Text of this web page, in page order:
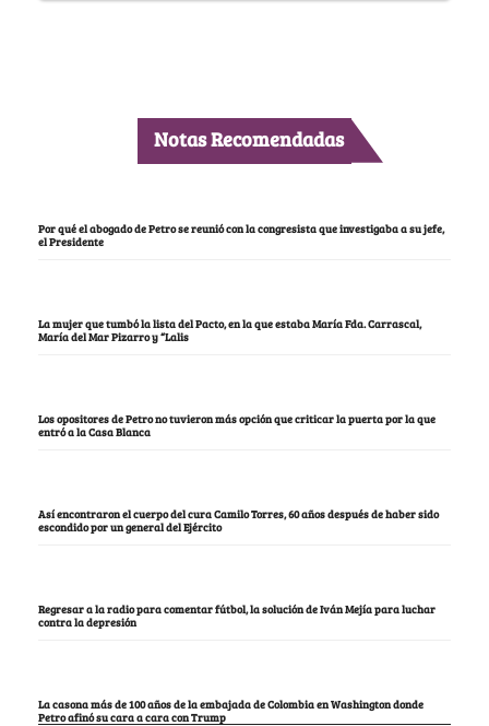
Notas Recomendadas
Por qué el abogado de Petro se reunió con la congresista que investigaba a su jefe,
el Presidente
La mujer que tumbó la lista del Pacto, en la que estaba María Fda. Carrascal,
María del Mar Pizarro y “Lalis
Los opositores de Petro no tuvieron más opción que criticar la puerta por la que
entró a la Casa Blanca
Así encontraron el cuerpo del cura Camilo Torres, 60 años después de haber sido
escondido por un general del Ejército
Regresar a la radio para comentar fútbol, la solución de Iván Mejía para luchar
contra la depresión
La casona más de 100 años de la embajada de Colombia en Washington donde
Petro afinó su cara a cara con Trump